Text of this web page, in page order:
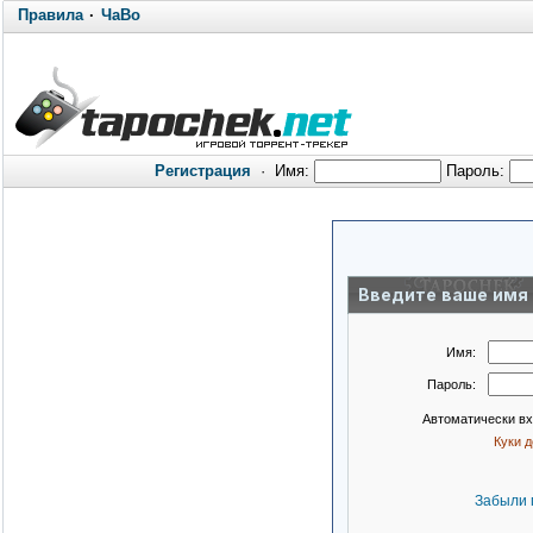
Правила· ЧаВо
Регистрация · Имя: Пароль:
Введите ваше имя
Имя:
Пароль:
Автоматически
Куки
Забыли